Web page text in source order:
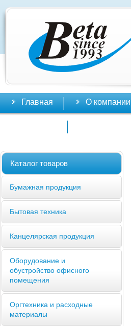
Главная О компании
Каталог товаров
Бумажная продукция
Бытовая техника
Канцелярская продукция
Оборудование и
обустройство офисного
помещения
Оргтехника и расходные
материалы